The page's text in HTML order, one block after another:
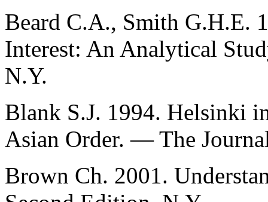
Beard C.A., Smith G.H.E.
Interest: An Analytical
N.Y.
Blank S.J. 1994. Helsinki
Asian Order. — The
Brown Ch. 2001.